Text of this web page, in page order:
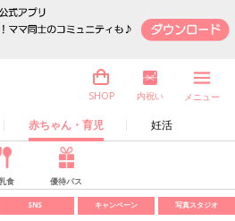
赤ちゃん・育児 妊活
SHOP 内祝い メニュー
食 優待パス
SNS キャンペーン 写真スタジオ